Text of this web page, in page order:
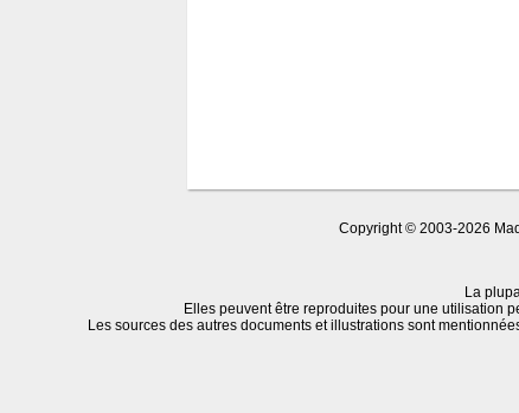
Copyright © 2003-2026
La
Elles peuvent être reproduites pour une utilisation
Les sources des autres documents et illustrations sont